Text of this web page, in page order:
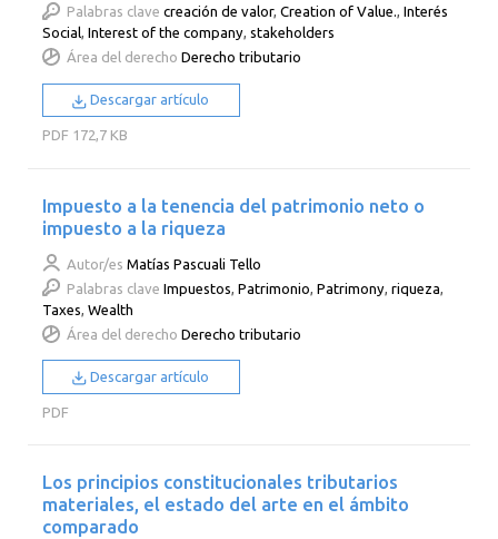
Palabras clave creación de valor,Creation of Value.,Interés
Social,Interest of the company,stakeholders
Área del derecho Derecho tributario
Descargar artículo
PDF 172,7 KB
Impuesto a la tenencia del patrimonio neto o
impuesto a la riqueza
Autor/es Matías Pascuali Tello
Palabras clave Impuestos,Patrimonio,Patrimony,riqueza,
Taxes,Wealth
Área del derecho Derecho tributario
Descargar artículo
PDF
Los principios constitucionales tributarios
materiales, el estado del arte en el ámbito
comparado